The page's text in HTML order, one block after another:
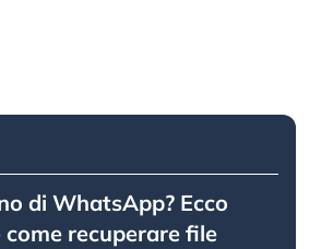
di WhatsApp? Ecco
recuperare file